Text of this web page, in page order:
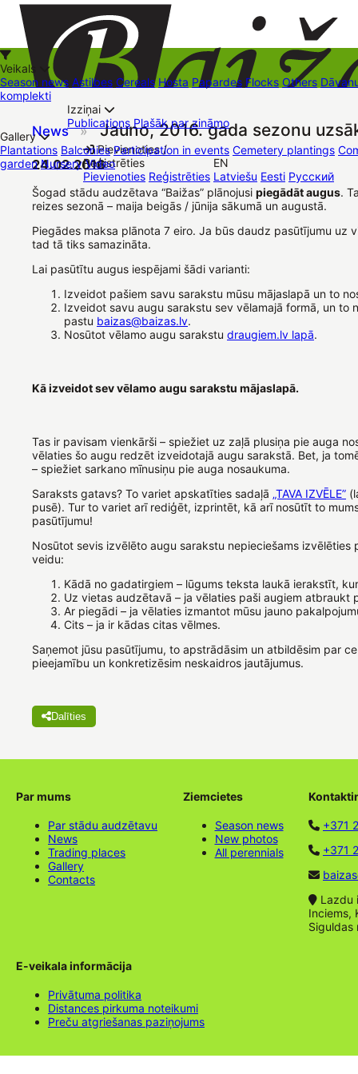
+37126545879 baizas@baizas.lv
Pievienoties /
Reģistrēties
Pievienoties Reģistrēties
EN
Latviešu Eesti Русский
Veikals
Season news Astilbes Cereals Hosta Papardes Flocks Others
komplekti
Kā iepirkties
Izziņai
Publications Plašāk par zināmo
Gallery
Plantations Balconies Participation in events Cemetery plantings
garden Nursery Video
Contacts Dāvanu kartes Augu komplekti
News » Jauno, 2016. gada sezonu
24.02.2016
Šogad stādu audzētava “Baižas” plānojusi piegādāt augus.
reizes sezonā – maija beigās / jūnija sākumā un augustā.
Piegādes maksa plānota 7 eiro. Ja būs daudz pasūtījumu uz
tad tā tiks samazināta.
Lai pasūtītu augus iespējami šādi varianti:
Izveidot pašiem savu sarakstu mūsu mājaslapā un to
Izveidot savu augu sarakstu sev vēlamajā formā, un to
pastu baizas@baizas.lv.
Nosūtot vēlamo augu sarakstu draugiem.lv lapā.
Kā izveidot sev vēlamo augu sarakstu mājaslapā.
Tas ir pavisam vienkārši – spiežiet uz zaļā plusiņa pie auga
vēlaties šo augu redzēt izveidotajā augu sarakstā. Bet, ja
– spiežiet sarkano mīnusiņu pie auga nosaukuma.
Saraksts gatavs? To variet apskatīties sadaļā „TAVA IZVĒLE”
pusē). Tur to variet arī rediģēt, izprintēt, kā arī nosūtīt to
pasūtījumu!
Nosūtot sevis izvēlēto augu sarakstu nepieciešams izvēlēties
veidu:
Kādā no gadatirgiem – lūgums teksta laukā ierakstīt,
Uz vietas audzētavā – ja vēlaties paši augiem atbraukt
Ar piegādi – ja vēlaties izmantot mūsu jauno
Cits – ja ir kādas citas vēlmes.
Saņemot jūsu pasūtījumu, to apstrādāsim un atbildēsim par
pieejamību un konkretizēsim neskaidros jautājumus.
Dalīties
Par mums
Par stādu audzētavu
News
Trading places
Gallery
Contacts
Ziemcietes
Season news
New photos
All perennials
+371
+371
Lazdu
Inciems,
Siguldas
E-veikala informācija
Privātuma politika
Distances pirkuma noteikumi
Preču atgriešanas paziņojums